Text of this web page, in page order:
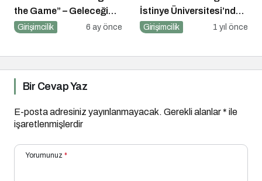
the Game” – Geleceği
Tasarlayanlar Sahne
Girişimcilik 6 ay önce
İstinye Üniversitesi’nde
Dijital Medya
Girişimcilik 1 yıl önce
Bir Cevap Yaz
E-posta adresiniz yayınlanmayacak. Gerekli alanlar* ile
işaretlenmişlerdir
Yorumunuz *